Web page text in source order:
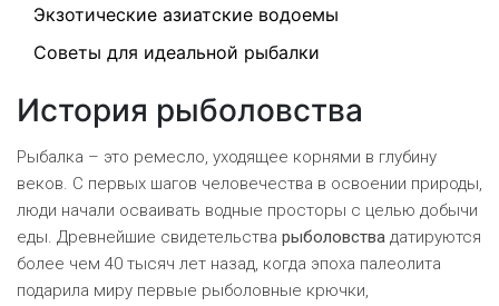
Экзотические азиатские водоемы
Советы для идеальной рыбалки
История рыболовства
Рыбалка – это ремесло, уходящее корнями в глубину
веков. С первых шагов человечества в освоении природы,
люди начали осваивать водные просторы с целью добычи
еды. Древнейшие свидетельства рыболовства датируются
более чем 40 тысяч лет назад, когда эпоха палеолита
подарила миру первые рыболовные крючки,